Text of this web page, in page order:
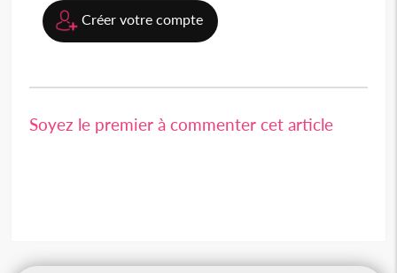
Créer votre compte
Soyez le premier à commenter cet article